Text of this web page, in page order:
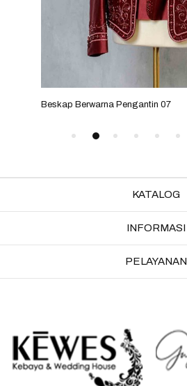
Beskap Berwarna Pengantin 07
KATALOG
INFORMASI
PELAYANAN